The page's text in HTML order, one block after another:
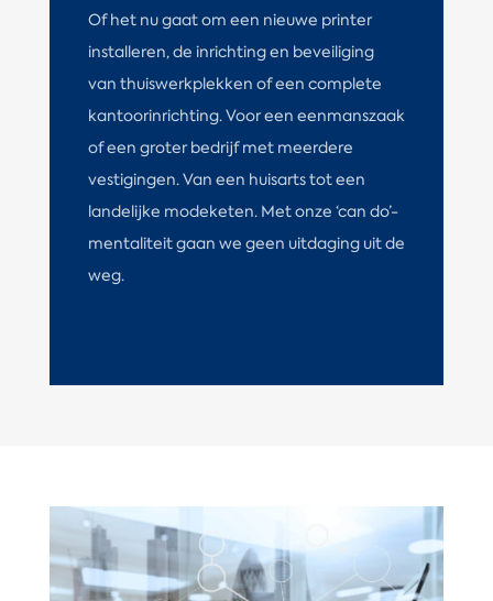
Of het nu gaat om een nieuwe printer
installeren, de inrichting en beveiliging
van thuiswerkplekken of een complete
kantoorinrichting. Voor een eenmanszaak
of een groter bedrijf met meerdere
vestigingen. Van een huisarts tot een
landelijke modeketen. Met onze ‘can do’-
mentaliteit gaan we geen uitdaging uit de
weg.